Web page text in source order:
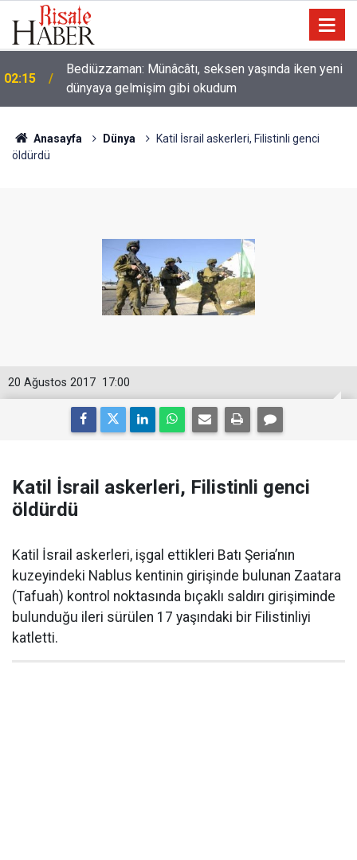
01:45
Nice binilen hayvan vardır ki, binicisinden daha
hayırlıdır
Anasayfa Dünya
Katil İsrail askerleri, Filistinli genci
öldürdü
17:00
20 Ağustos 2017
Katil İsrail askerleri, Filistinli genci
öldürdü
Katil İsrail askerleri, işgal ettikleri Batı Şeria’nın
kuzeyindeki Nablus kentinin girişinde bulunan Zaatara
(Tafuah) kontrol noktasında bıçaklı saldırı girişiminde
bulunduğu ileri sürülen 17 yaşındaki bir Filistinliyi
katletti.